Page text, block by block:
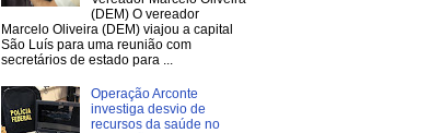
(DEM) O vereador
Marcelo Oliveira (DEM) viajou a capital
São Luís para uma reunião com
secretários de estado para ...
Operação Arconte
investiga desvio de
recursos da saúde no